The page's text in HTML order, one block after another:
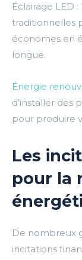
Éclairage LED
traditionnelles
économes en
longue.
Énergie
d’installer des
pour produire
Les
pour la
De nombreux
incitations